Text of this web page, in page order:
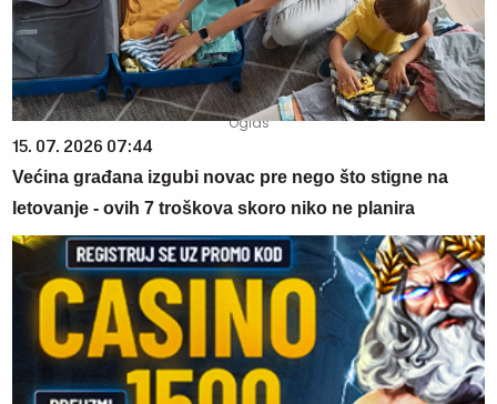
15. 07. 2026 07:44
Većina građana izgubi novac pre nego što stigne na
letovanje - ovih 7 troškova skoro niko ne planira